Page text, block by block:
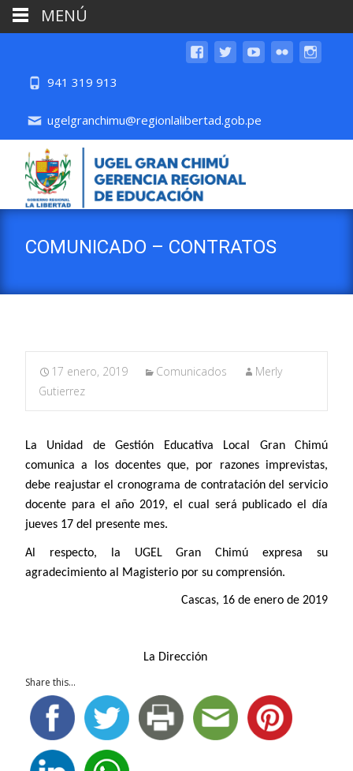
941 319 913
ugelgranchimu@regionlalibertad.gob.pe
COMUNICADO – CONTRATOS
17 enero, 2019 Comunicados
Merly
Gutierrez
La Unidad de Gestión Educativa Local Gran Chimú
comunica a los docentes que, por razones imprevistas,
debe reajustar el cronograma de contratación del servicio
docente para el año 2019, el cual será publicado el día
jueves 17 del presente mes.
Al respecto, la UGEL Gran Chimú expresa su
agradecimiento al Magisterio por su comprensión.
Cascas, 16 de enero de 2019
La Dirección
Share this...
MENÚ